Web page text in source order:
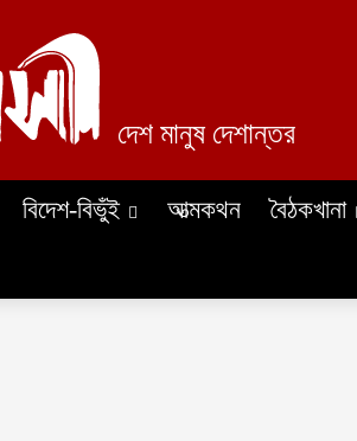
দেশ মানুষ দেশান্তর
বিদেশ-বিভুঁই আত্মকথন বৈঠকখানা